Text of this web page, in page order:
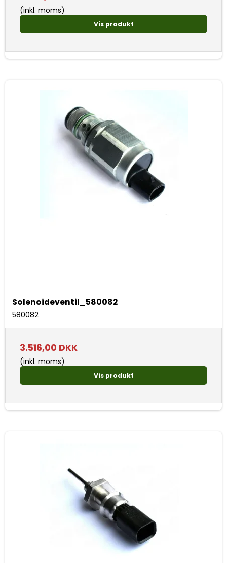
(inkl. moms)
Vis produkt
Solenoideventil_580082
580082
3.516,00 DKK
(inkl. moms)
Vis produkt